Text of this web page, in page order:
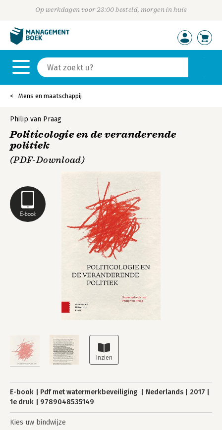
Op werkdagen voor 23:00 besteld, morgen in huis
Mens en maatschappij
E-book
Philip van Praag
Politicologie en de veranderende
politiek
(PDF-Download)
E-book Pdf met watermerkbeveiliging Nederlands
2017
1e druk
9789048535149
Kies uw bindwijze